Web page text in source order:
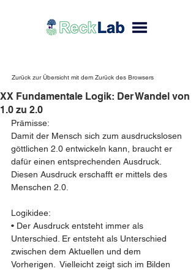
Zurück zur Übersicht mit dem Zurück des Browsers
XX Fundamentale Logik: Der Wandel von
1.0 zu 2.0
Prämisse:
Damit der Mensch sich zum ausdruckslosen
göttlichen 2.0 entwickeln kann, braucht er
dafür einen entsprechenden Ausdruck.
Diesen Ausdruck erschafft er mittels des
Menschen 2.0.
Logikidee:
• Der Ausdruck entsteht immer als
Unterschied. Er entsteht als Unterschied
zwischen dem Aktuellen und dem
Vorherigen.  Vielleicht zeigt sich im Bilden